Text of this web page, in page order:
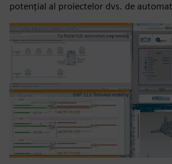
potențial al proiectelor dvs. de